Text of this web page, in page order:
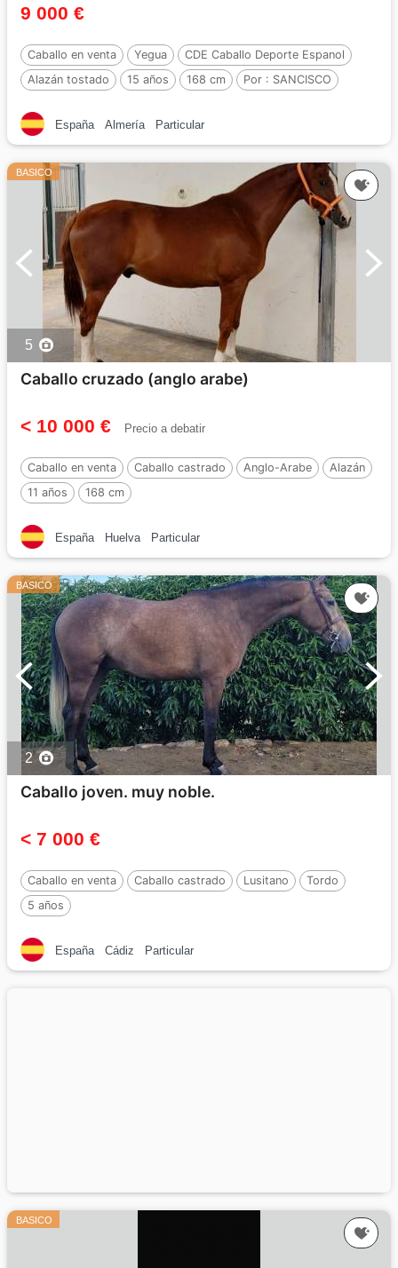
9 000 €
Caballo en venta Yegua
CDE Caballo Deporte Espanol
Alazán tostado
15 años 168 cm Por : SANCISCO
España Almería Particular
BASICO
5
Caballo cruzado (anglo arabe)
< 10 000 € Precio a debatir
Caballo en venta Caballo castrado Anglo-Arabe
Alazán
11 años
168 cm
España Huelva Particular
BASICO
2
Caballo joven. muy noble.
< 7 000 €
Caballo en venta Caballo castrado Lusitano
Tordo
5 años
España Cádiz Particular
BASICO